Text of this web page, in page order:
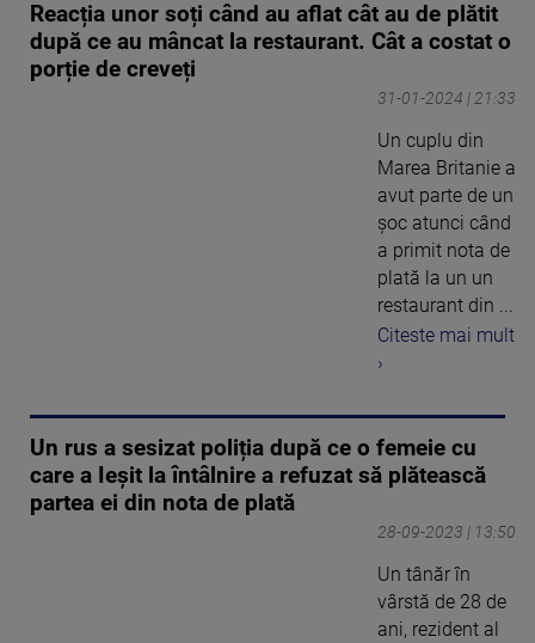
Reacția unor soți când au aflat cât au de plătit
după ce au mâncat la restaurant. Cât a costat o
porție de creveți
31-01-2024 | 21:33
Un cuplu din
Marea Britanie a
avut parte de un
șoc atunci când
a primit nota de
plată la un un
restaurant din ...
Citeste mai mult
›
Un rus a sesizat poliția după ce o femeie cu
care a Ieșit la întâlnire a refuzat să plătească
partea ei din nota de plată
28-09-2023 | 13:50
Un tânăr în
vârstă de 28 de
ani, rezident al